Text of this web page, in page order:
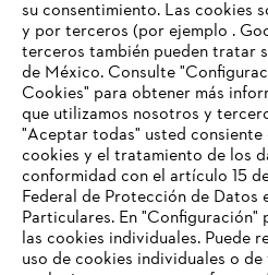
su consentimiento. Las cookies
y por terceros (por ejemplo .
terceros también pueden tratar
de México. Consulte
Cookies" para obtener más
que utilizamos nosotros y
"Aceptar todas" usted consiente
cookies y el tratamiento de los
conformidad con el artículo 15
Federal de Protección de Datos
Particulares. En "Configuración"
las cookies individuales. Puede
uso de cookies individuales o